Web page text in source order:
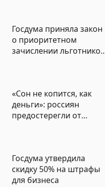
Госдума приняла закон
о приоритетном
зачислении льготников
«Сон не копится, как
деньги»: россиян
предостерегли от
Госдума утвердила
скидку 50% на штрафы
для бизнеса